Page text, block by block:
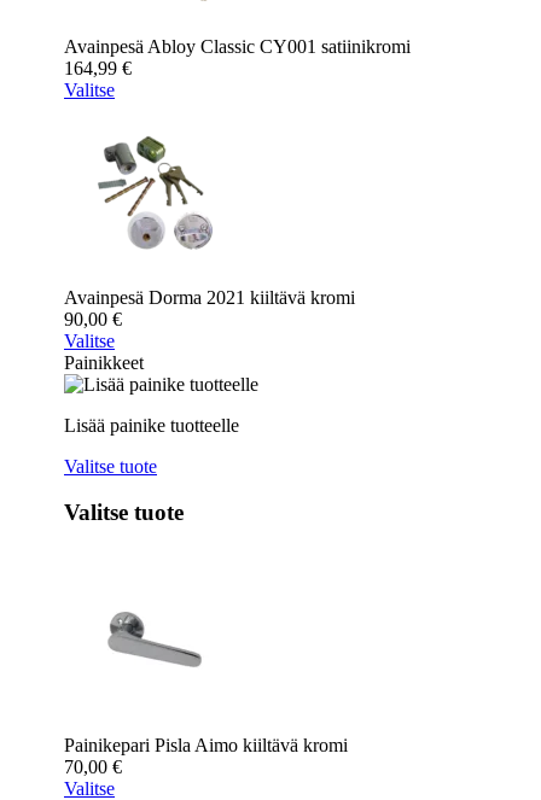
Avainpesä Abloy Classic CY001 satiinikromi
164,99 €
Valitse
Avainpesä Dorma 2021 kiiltävä kromi
90,00 €
Valitse
Painikkeet
Lisää painike tuotteelle
Valitse tuote
Valitse tuote
Painikepari Pisla Aimo kiiltävä kromi
70,00 €
Valitse